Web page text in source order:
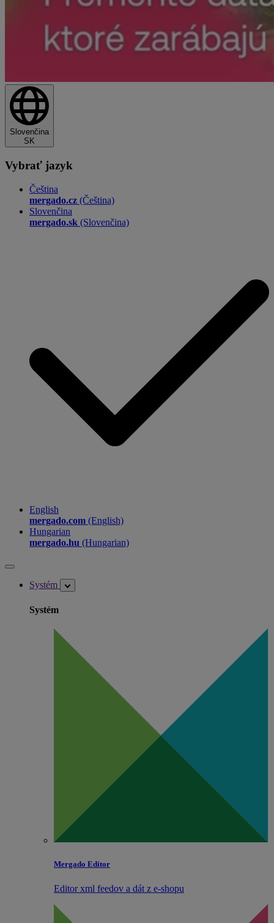
Slovenčina
SK
Vybrať jazyk
Čeština
mergado.cz (Čeština)
Slovenčina
mergado.sk (Slovenčina)
English
mergado.com (English)
Hungarian
mergado.hu (Hungarian)
Systém
Systém
Mergado Editor
Editor xml feedov a dát z e‑shopu